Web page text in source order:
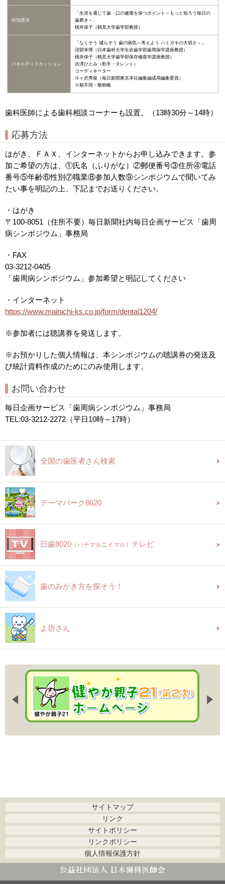
特別講演
「生涯を通じて歯・口の健康を保つポイント～もっと知ろう毎日の
歯磨き～」
桃井保子（鶴見大学歯学部教授）
パネルディスカッション
「なくそう 減らそう 歯の病気～考えよう ハミガキの大切さ～」
沼部幸博（日本歯科大学生命歯学部歯周病学講座教授）
桃井保子（鶴見大学歯学部保存修復学講座教授）
吉澤ひとみ（歌手・タレント）
コーディネーター
斗ヶ沢秀俊（毎日新聞東京本社編集編成局編集委員）
※順不同・敬称略
歯科医師による歯科相談コーナーも設置。（13時30分～14時）
応募方法
はがき、ＦＡＸ、インターネットからお申し込みできます。参
加ご希望の方は、①氏名（ふりがな）②郵便番号③住所④電話
番号⑤年齢⑥性別⑦職業⑧参加人数⑨シンポジウムで聞いてみ
たい事を明記の上、下記までお送りください。
・はがき
〒100-8051（住所不要）毎日新聞社内毎日企画サービス「歯周
病シンポジウム」事務局
・FAX
03-3212-0405
「歯周病シンポジウム」参加希望と明記してください
・インターネット
https://www.mainichi-ks.co.jp/form/dental1204/
※参加者には聴講券を発送します。
※お預かりした個人情報は、本シンポジウムの聴講券の発送及
び統計資料作成のためにのみ使用します。
お問い合わせ
毎日企画サービス「歯周病シンポジウム」事務局
TEL:03-3212-2272（平日10時～17時）
全国の歯医者さん検索
テーマパーク8020
日歯8020 （ハチマルニイマル） テレビ
歯のみがき方を探そう！
よ坊さん
サイトマップ
リンク
サイトポリシー
リンクポリシー
個人情報保護方針